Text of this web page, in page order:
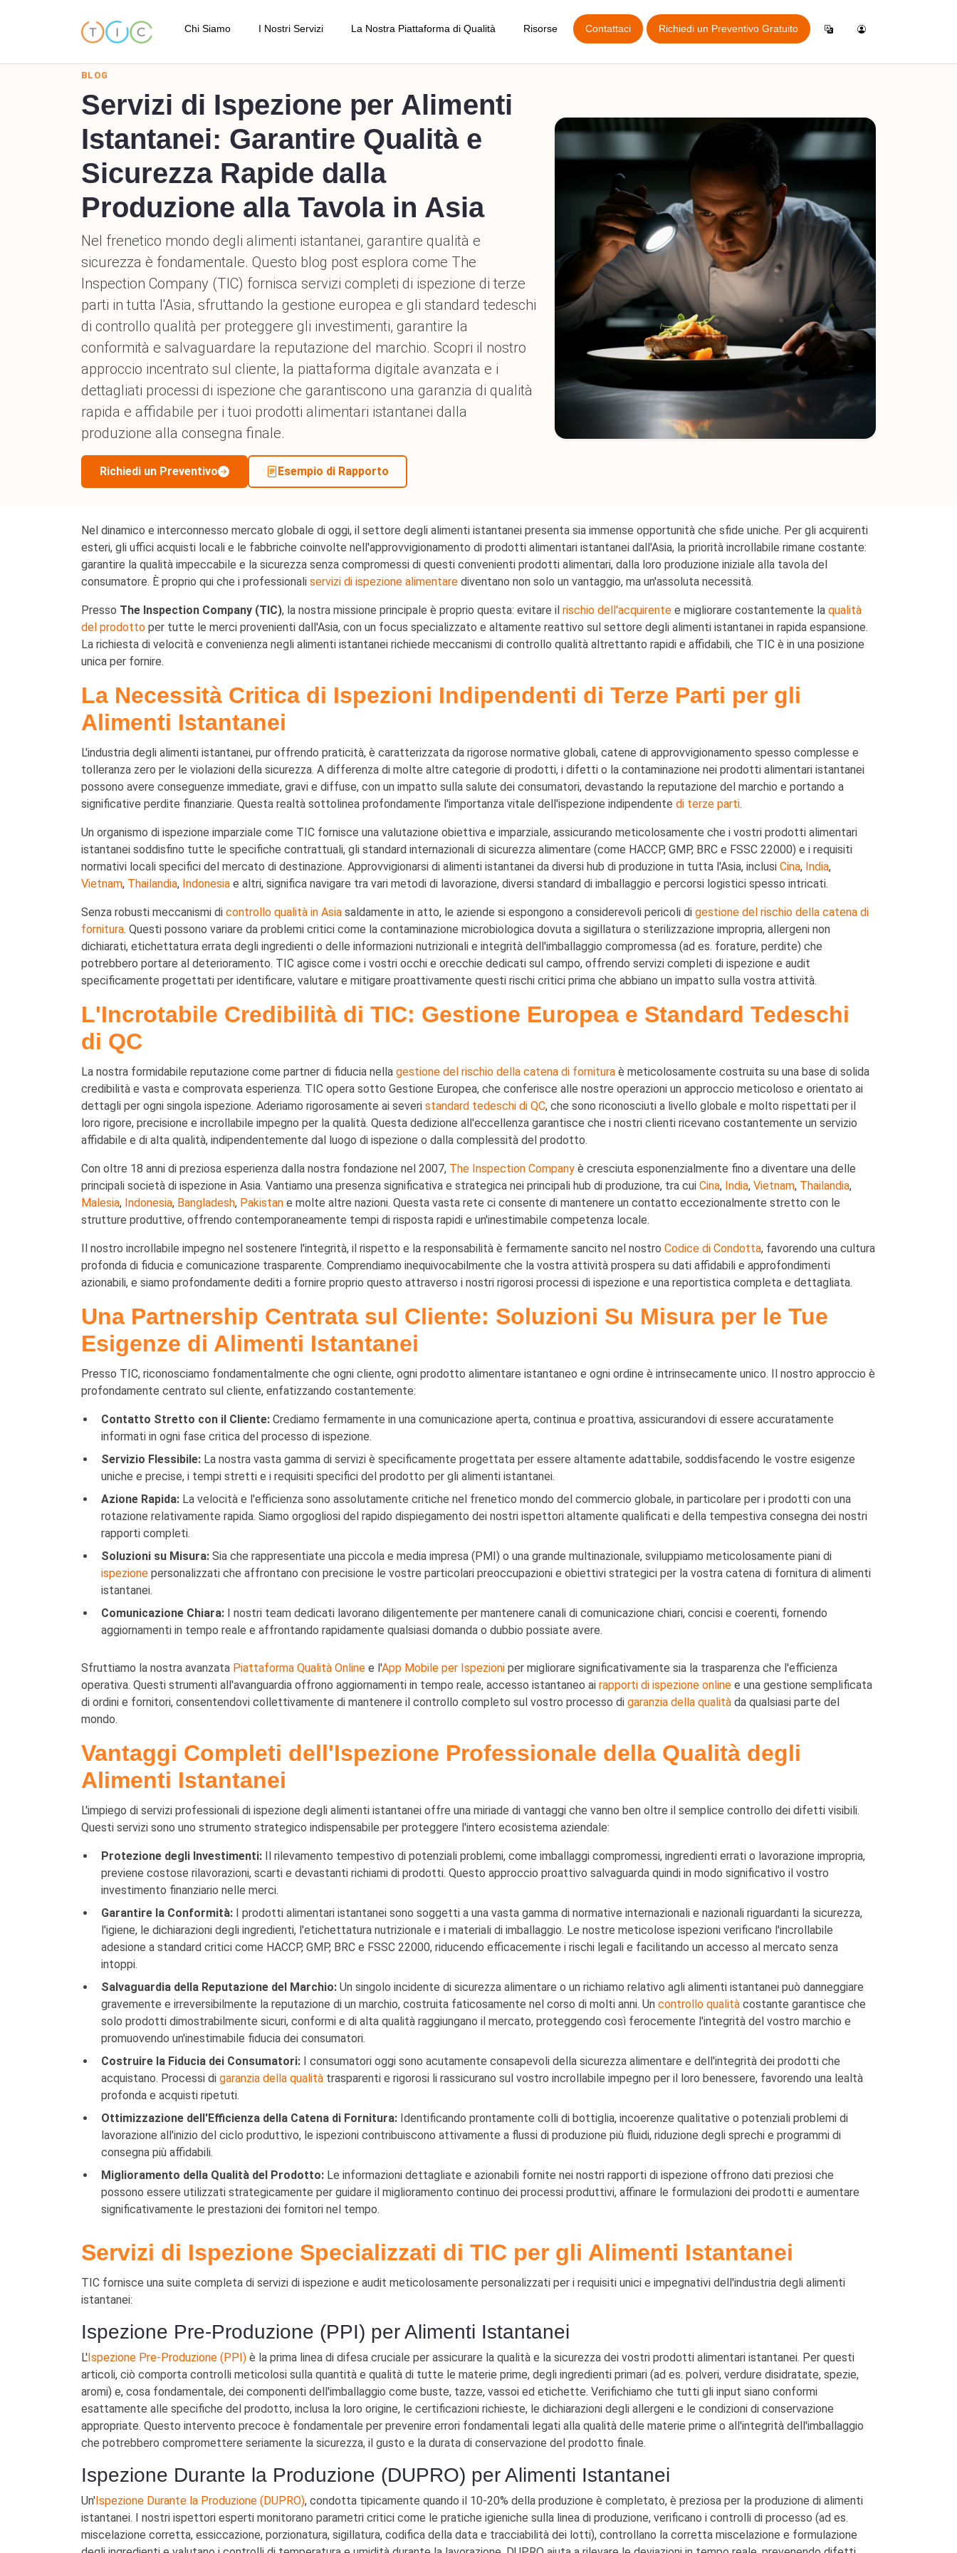
Codice di Condotta
La Nostra Posizione
Testimonianze
Termini e Condizioni
FAQ
Ispezione Pre-Produzione
Ispezione Durante la Produzione
Ispezione Pre-Spedizione
Ispezione Carico Container
Servizio Amazon FBA
Servizi di Selezione e Rilavorazione
Prodotti
Audit Dettagliato di Fabbrica
Audit Sociale
Gestione degli Ordini
Gestione dei Fornitori
Gestione dei Prodotti
Rapporto di Ispezione Online
Approva / Rifiuta la Spedizione
Calcolatore AQL
Esempio di Rapporto
Richiedi un Preventivo
TIC alle Fiere
Guida alla prenotazione online
Carriere
Español
Français
Crea un Account